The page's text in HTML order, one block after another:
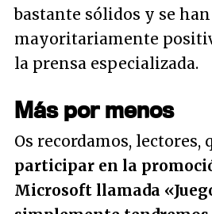
bastante sólidos y se
mayoritariamente
la prensa especializada.
Más por menos
Os recordamos, lectores,
participar en la
Microsoft llamada